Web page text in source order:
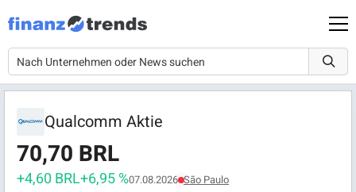
Qualcomm Aktie
70,70 BRL
+4,60 BRL+6,95 %07.08.2026 São Paulo